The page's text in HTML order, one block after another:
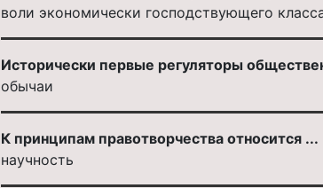
воли экономически господствующего
Исторически первые регуляторы
обычаи
К принципам правотворчества относится ...
научность